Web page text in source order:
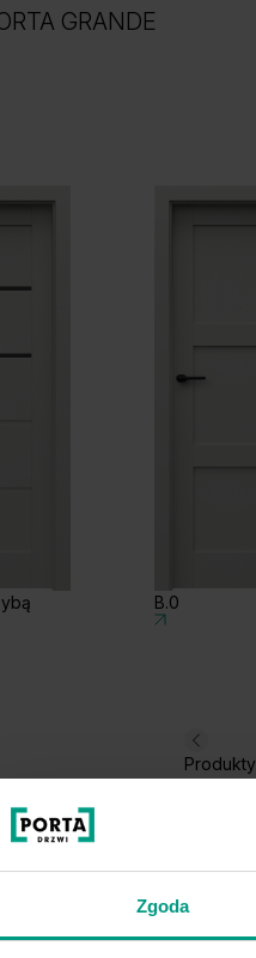
Zgoda
Produkty
GRANDE
B.0